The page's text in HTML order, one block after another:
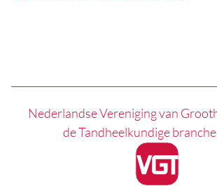
Nederlandse Vereniging van
de Tandheelkundige